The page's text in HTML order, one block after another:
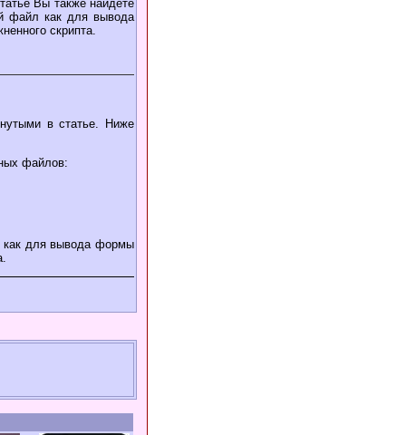
Вы также найдете
файл как для вывода
скрипта.
в статье. Ниже
файлов:
как для вывода формы